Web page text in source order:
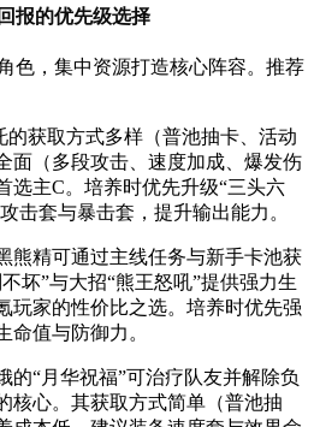
报的优先级选择
色，集中资源打造核心阵容。推荐
的获取方式多样（普池抽卡、活动
面（多段攻击、速度加成、爆发伤
选主C。培养时优先升级“三头六
击套与暴击套，提升输出能力。
熊精可通过主线任务与新手卡池获
坏”与大招“熊王怒吼”提供强力生
玩家的性价比之选。培养时优先强
命值与防御力。
的“月华祝福”可治疗队友并解除负
核心。其获取方式简单（普池抽